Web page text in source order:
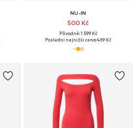
NU-IN
500 Kč
Původně: 1 599 Kč
Poslední nejnižší cena:469 Kč